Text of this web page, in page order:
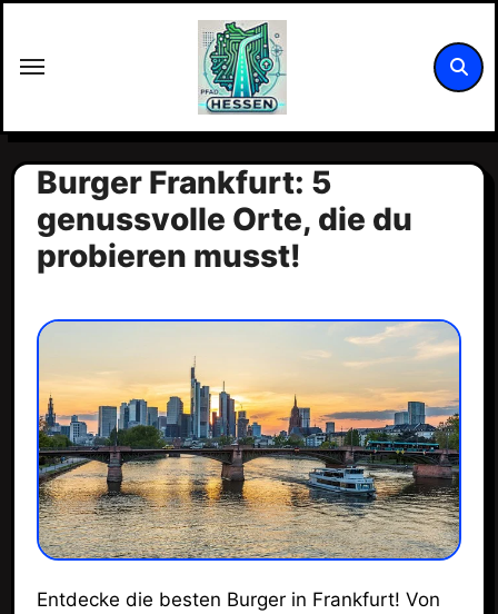
springen
Burger Frankfurt: 5
genussvolle Orte, die du
probieren musst!
Entdecke die besten Burger in Frankfurt! Von